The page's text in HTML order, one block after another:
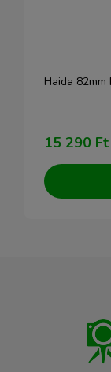
Haida 82mm
15 290 Ft